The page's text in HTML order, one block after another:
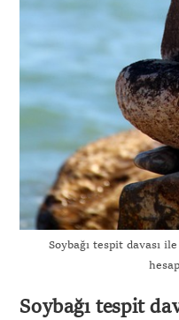
Soybağı tespit davası
Soybağı tespit